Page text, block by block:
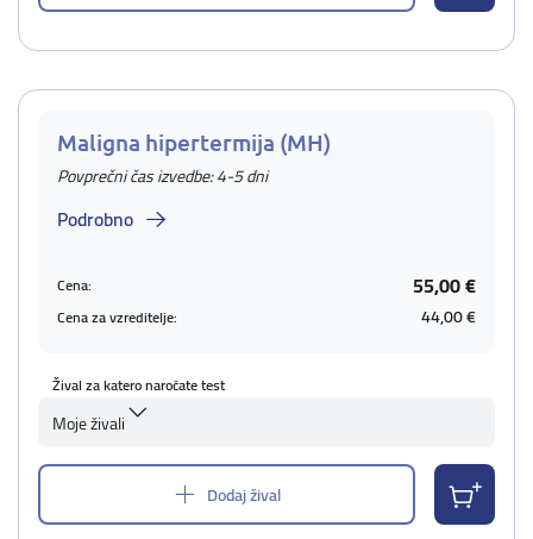
Maligna hipertermija (MH)
Povprečni čas izvedbe: 4-5 dni
Podrobno
Cena: 55,00 €
Cena za vzreditelje: 44,00 €
Žival za katero naročate test
Moje živali
Dodaj žival